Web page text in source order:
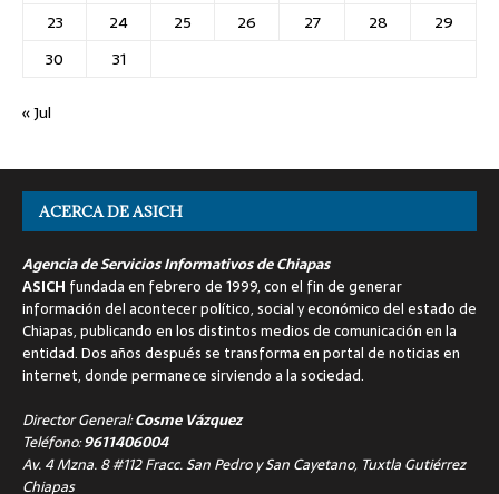
23
24 25 26 27 28
29
30
31
« Jul
ACERCA DE ASICH
Agencia de Servicios Informativos de Chiapas
ASICH fundada en febrero de 1999, con el fin de generar
información del acontecer político, social y económico del estado de
Chiapas, publicando en los distintos medios de comunicación en la
entidad. Dos años después se transforma en portal de noticias en
internet, donde permanece sirviendo a la sociedad.
Director General:Cosme Vázquez
Teléfono:9611406004
Av. 4 Mzna. 8 #112 Fracc. San Pedro y San Cayetano, Tuxtla Gutiérrez
Chiapas